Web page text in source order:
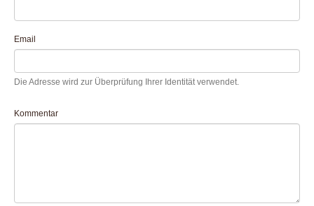
Email
Die Adresse wird zur Überprüfung Ihrer Identität verwendet.
Kommentar